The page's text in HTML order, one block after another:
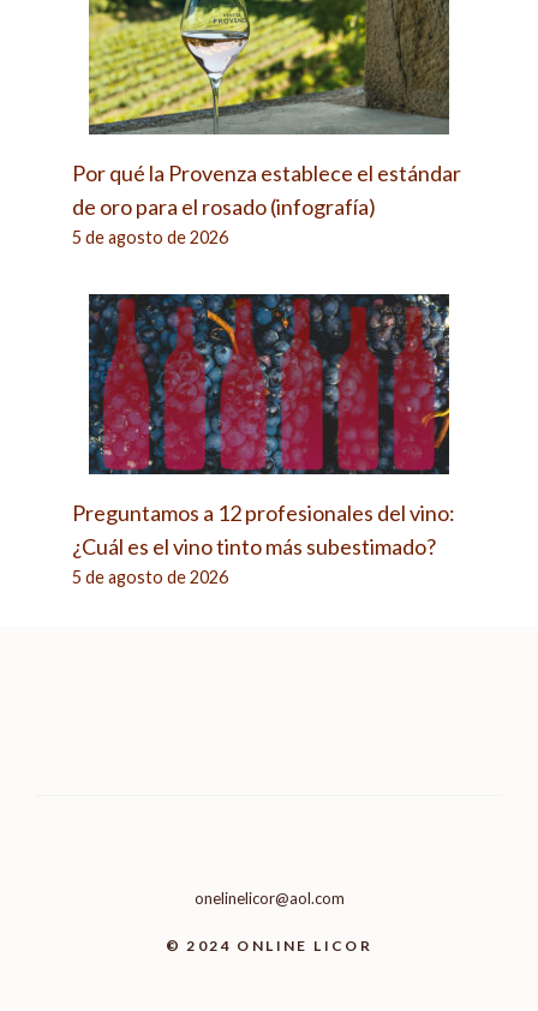
Por qué la Provenza establece el estándar
de oro para el rosado (infografía)
5 de agosto de 2026
Preguntamos a 12 profesionales del vino:
¿Cuál es el vino tinto más subestimado?
5 de agosto de 2026
© 2024 ONLINE LICOR
onelinelicor@aol.com